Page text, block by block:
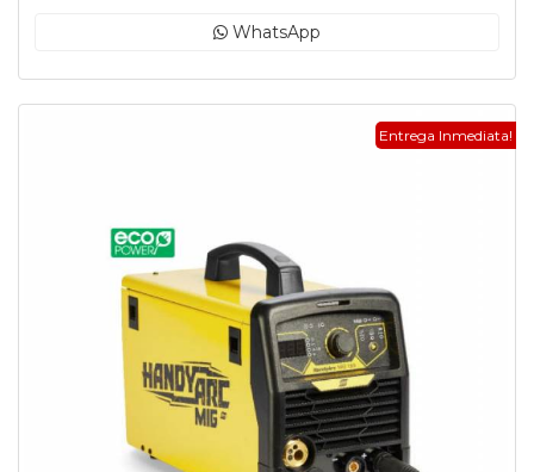
WhatsApp
Entrega Inmediata!